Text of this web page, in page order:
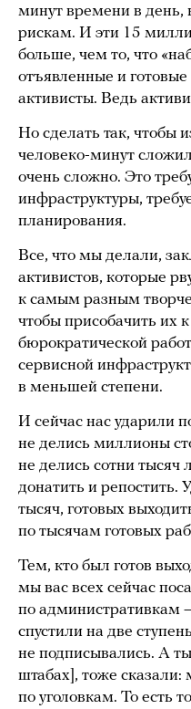
минут времени в день,
рискам. И эти 15
больше, чем то, что
отъявленные и
активисты. Ведь
Но сделать так, чтобы
человеко-минут
очень сложно. Это
инфраструктуры,
планирования.
Все, что мы делали,
активистов, которые
к самым разным
чтобы присобачить их
бюрократической
сервисной
в меньшей степени.
И сейчас нас ударили
не делись миллионы
не делись сотни тысяч
донатить и репостить.
тысяч, готовых
по тысячам готовых
Тем, кто был готов
мы вас всех сейчас
по административкам
спустили на две
не подписывались. А
штабах], тоже сказали:
по уголовкам. То есть